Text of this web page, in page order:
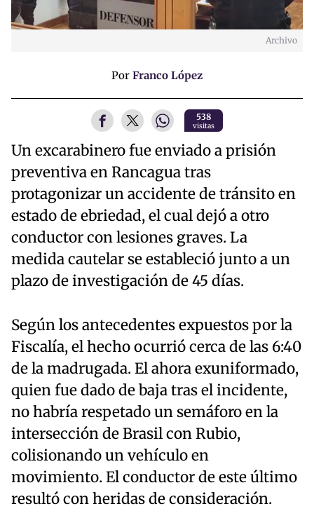
Archivo
Por Franco López
538
visitas
Un excarabinero fue enviado a prisión
preventiva en Rancagua tras
protagonizar un accidente de tránsito en
estado de ebriedad, el cual dejó a otro
conductor con lesiones graves. La
medida cautelar se estableció junto a un
plazo de investigación de 45 días.
Según los antecedentes expuestos por la
Fiscalía, el hecho ocurrió cerca de las 6:40
de la madrugada. El ahora exuniformado,
quien fue dado de baja tras el incidente,
no habría respetado un semáforo en la
intersección de Brasil con Rubio,
colisionando un vehículo en
movimiento. El conductor de este último
resultó con heridas de consideración.